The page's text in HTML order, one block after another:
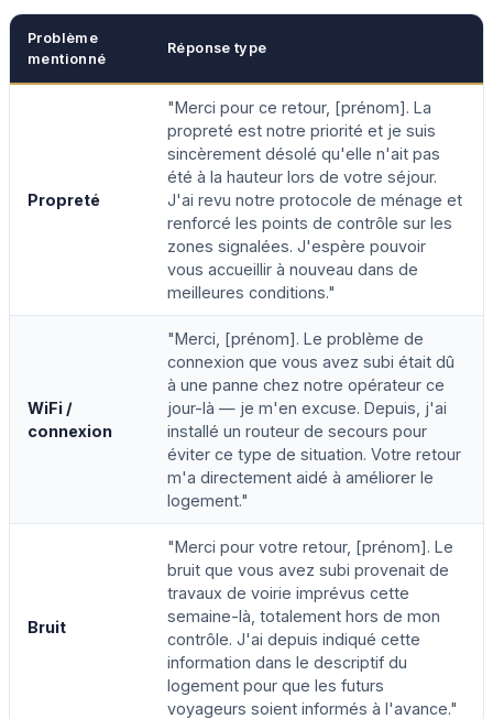
Problème
mentionné
Réponse type
Propreté
"Merci pour ce retour, [prénom]. La
propreté est notre priorité et je suis
sincèrement désolé qu'elle n'ait pas
été à la hauteur lors de votre séjour.
J'ai revu notre protocole de ménage et
renforcé les points de contrôle sur les
zones signalées. J'espère pouvoir
vous accueillir à nouveau dans de
meilleures conditions."
WiFi /
connexion
"Merci, [prénom]. Le problème de
connexion que vous avez subi était dû
à une panne chez notre opérateur ce
jour-là — je m'en excuse. Depuis, j'ai
installé un routeur de secours pour
éviter ce type de situation. Votre retour
m'a directement aidé à améliorer le
logement."
Bruit
"Merci pour votre retour, [prénom]. Le
bruit que vous avez subi provenait de
travaux de voirie imprévus cette
semaine-là, totalement hors de mon
contrôle. J'ai depuis indiqué cette
information dans le descriptif du
logement pour que les futurs
voyageurs soient informés à l'avance."